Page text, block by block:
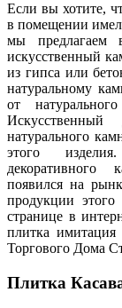
Если вы хотите,
в помещении
мы предлагаем
искусственный
из гипса или
натуральному
от
натурального
этого
декоративного
появился на
продукции
странице в
плитка имитация
Торгового Дома
Плитка